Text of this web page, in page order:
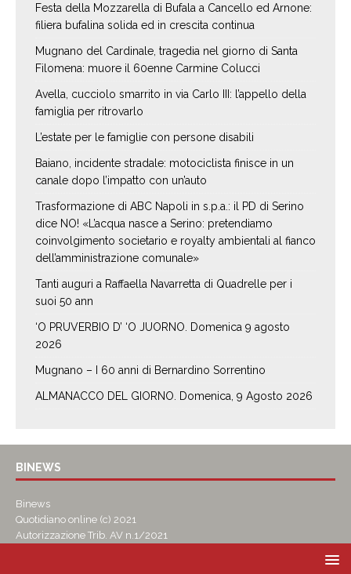
Festa della Mozzarella di Bufala a Cancello ed Arnone:
filiera bufalina solida ed in crescita continua
Mugnano del Cardinale, tragedia nel giorno di Santa
Filomena: muore il 60enne Carmine Colucci
Avella, cucciolo smarrito in via Carlo III: l’appello della
famiglia per ritrovarlo
L’estate per le famiglie con persone disabili
Baiano, incidente stradale: motociclista finisce in un
canale dopo l’impatto con un’auto
Trasformazione di ABC Napoli in s.p.a.: il PD di Serino
dice NO! «L’acqua nasce a Serino: pretendiamo
coinvolgimento societario e royalty ambientali al fianco
dell’amministrazione comunale»
Tanti auguri a Raffaella Navarretta di Quadrelle per i
suoi 50 ann
‘O PRUVERBIO D’ ‘O JUORNO. Domenica 9 agosto
2026
Mugnano – I 60 anni di Bernardino Sorrentino
ALMANACCO DEL GIORNO. Domenica, 9 Agosto 2026
BINEWS
Binews
Quotidiano online (c) 2021
Autorizzazione Trib. AV n.1/2021